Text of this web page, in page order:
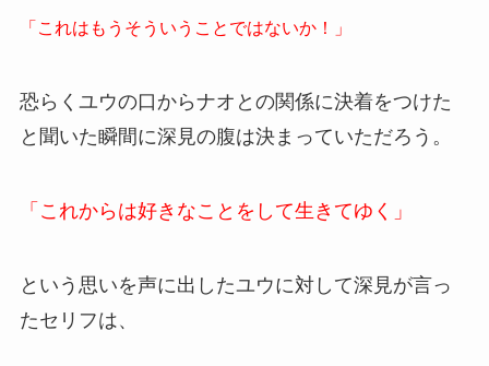
「これはもうそういうことではないか！」
恐らくユウの口からナオとの関係に決着をつけた
と聞いた瞬間に深見の腹は決まっていただろう。
「これからは好きなことをして生きてゆく」
という思いを声に出したユウに対して深見が言っ
たセリフは、